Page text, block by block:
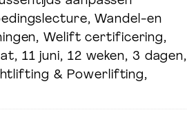
Wandel-en
Welift certificering,
11 juni, 12 weken, 3 dagen,
& Powerlifting,